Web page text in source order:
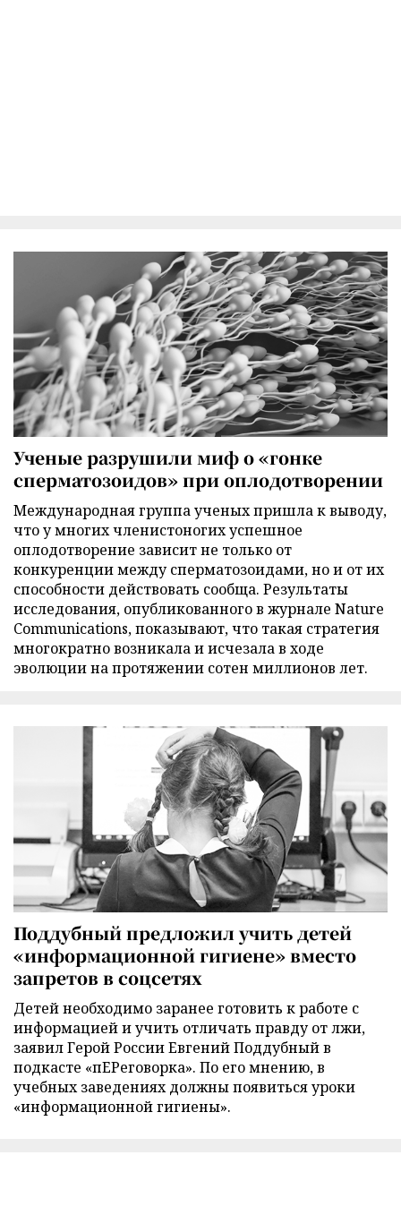
Ученые разрушили миф о «гонке
сперматозоидов» при оплодотворении
Международная группа ученых пришла к выводу,
что у многих членистоногих успешное
оплодотворение зависит не только от
конкуренции между сперматозоидами, но и от их
способности действовать сообща. Результаты
исследования, опубликованного в журнале Nature
Communications, показывают, что такая стратегия
многократно возникала и исчезала в ходе
эволюции на протяжении сотен миллионов лет.
Поддубный предложил учить детей
«информационной гигиене» вместо
запретов в соцсетях
Детей необходимо заранее готовить к работе с
информацией и учить отличать правду от лжи,
заявил Герой России Евгений Поддубный в
подкасте «пЕРеговорка». По его мнению, в
учебных заведениях должны появиться уроки
«информационной гигиены».